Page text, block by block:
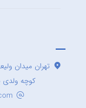
تهران میدان
کوچه ولدی پلاک ۳۹